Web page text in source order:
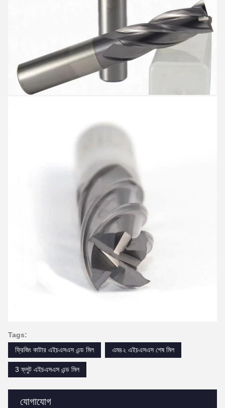
যোগাযোগ
Tags:
ফ্রিজিং কাটার এইচএসএস এন্ড মিল
এম৪২ এইচএসএস শেষ মিল
3 ফ্লুট এইচএসএস এন্ড মিল